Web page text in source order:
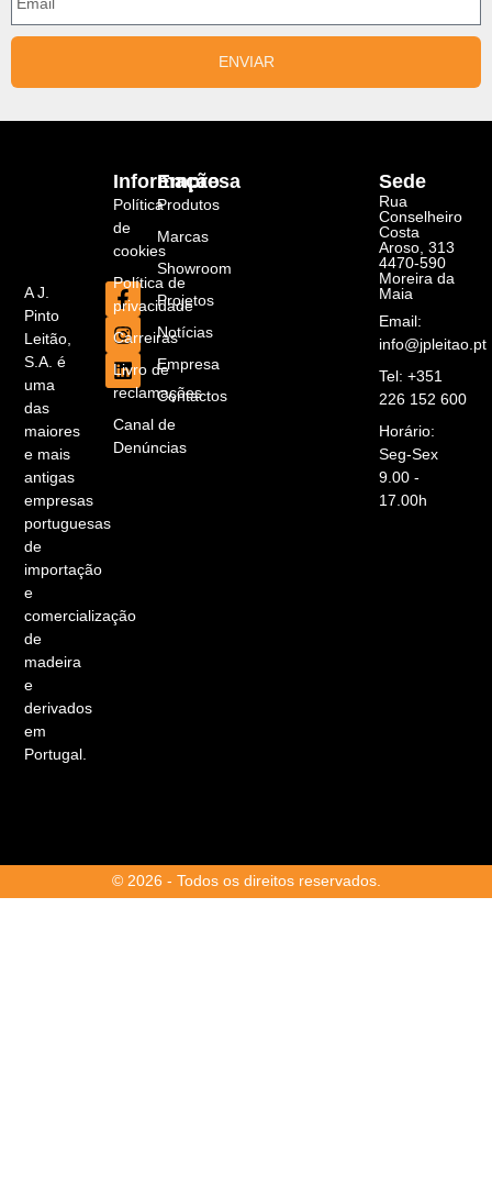
ENVIAR
A J.
Pinto
Leitão,
S.A. é
uma
das
maiores
e mais
antigas
empresas
portuguesas
de
importação
e
comercialização
de
madeira
e
derivados
em
Portugal.
Empresa
Produtos
Marcas
Showroom
Projetos
Notícias
Empresa
Contactos
Informação
Política
de
cookies
Política de
privacidade
Carreiras
Livro de
reclamações
Canal de
Denúncias
Sede
Rua
Conselheiro
Costa
Aroso, 313
4470-590
Moreira da
Maia
Email:
info@jpleitao.pt
Tel: +351
226 152 600
Horário:
Seg-Sex
9.00 -
17.00h
© 2026 - Todos os direitos reservados.